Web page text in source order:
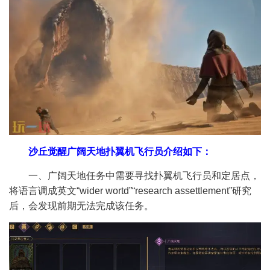
沙丘觉醒广阔天地扑翼机飞行员介绍如下：​
一、广阔天地任务中需要寻找扑翼机飞行员和定居点，
将语言调成英文“wider wortd”“research assettlement”研究
后，会发现前期无法完成该任务。​